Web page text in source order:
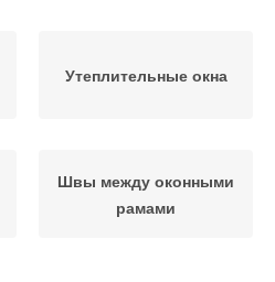
Утеплительные окна
Швы между оконными
рамами